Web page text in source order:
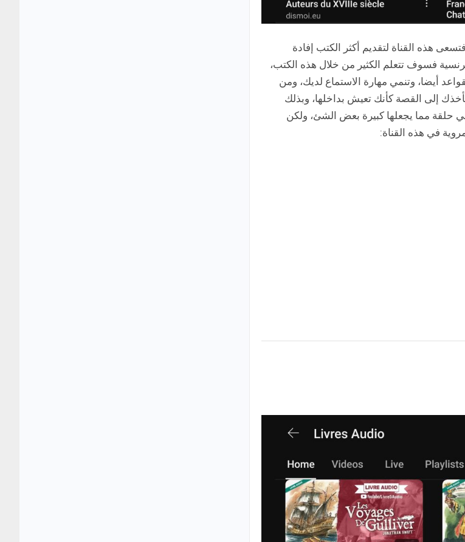
هذه القناة لتقديم أكثر الكتب إفادة
فسوف تتعلم الكثير من خلال هذه الكتب،
أيضا، وتنمي مهارة الاستماع لديك، ومن
إلى القصة كأنك تعيش بداخلها، وبذلك
في حلقة مما يجعلها كبيرة بعض الشئ، ولكن
في هذه القناة: